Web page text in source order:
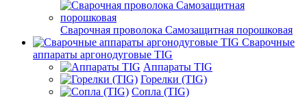
Сварочная проволока Самозащитная порошковая
Сварочные
аппараты аргонодуговые TIG
Аппараты TIG
Горелки (TIG)
Сопла (TIG)